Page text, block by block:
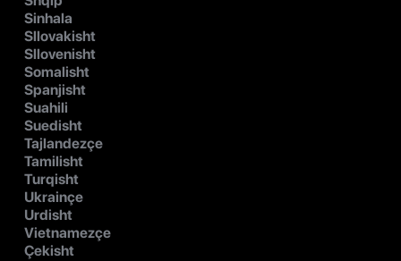
Sinhala
Sllovakisht
Sllovenisht
Somalisht
Spanjisht
Suahili
Suedisht
Tajlandezçe
Tamilisht
Turqisht
Ukrainçe
Urdisht
Vietnamezçe
Çekisht